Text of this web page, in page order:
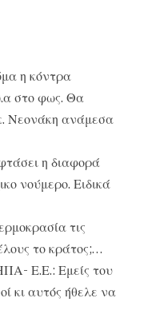
η κόντρα
στο φως. Θα
Νεονάκη ανάμεσα
η διαφορά
νούμερο. Ειδικά
τις
το κράτος;…
Ε.Ε.: Εμείς του
κι αυτός ήθελε να